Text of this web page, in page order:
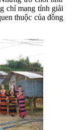
chỉ mang tính giải
thuộc của đồng